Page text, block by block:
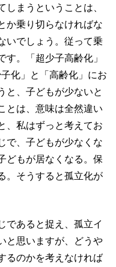
まうということは、
か乗り切らなければな
いでしょう。従って乗
。「超少子高齢化」
化」と「高齢化」にお
と、子どもが少ないと
とは、意味は全然違い
、私はずっと考えてお
で、子どもが少なくな
どもが居なくなる。保
。そうすると孤立化が
であると捉え、孤立イ
と思いますが、どうや
るのかを考えなければ